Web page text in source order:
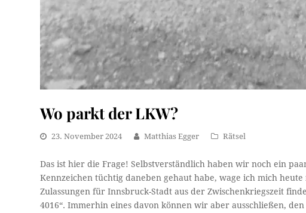
Wo parkt der LKW?
23. November 2024 Matthias Egger Rätsel
Das ist hier die Frage! Selbstverständlich haben wir noch ein
Kennzeichen tüchtig daneben gehaut habe, wage ich mich
Zulassungen für Innsbruck-Stadt aus der Zwischenkriegszeit
4016“. Immerhin eines davon können wir aber ausschließen,